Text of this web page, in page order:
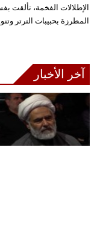
الإطلالات الفخمة، تألقت
المطرزة بحبيبات الترتر
آخر الأخبار